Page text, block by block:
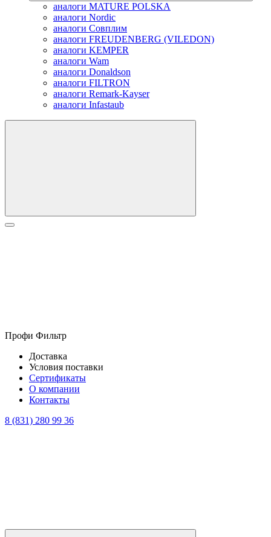
аналоги MATURE POLSKA
аналоги Nordic
аналоги Совплим
аналоги FREUDENBERG (VILEDON)
аналоги KEMPER
аналоги Wam
аналоги Donaldson
аналоги FILTRON
аналоги Remark-Kayser
аналоги Infastaub
Профи Фильтр
Доставка
Условия поставки
Сертификаты
О компании
Контакты
8 (831) 280 99 36